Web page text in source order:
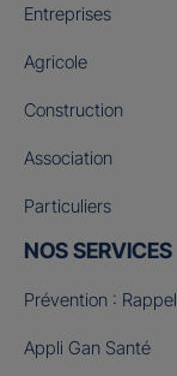
Entreprises
Agricole
Construction
Association
Particuliers
NOS SERVICES
Prévention :
Appli Gan Santé